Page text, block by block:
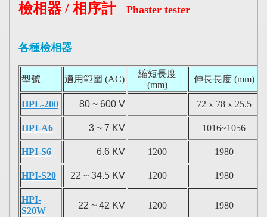
檢相器 / 相序計 Phaster tester
各種檢相器
型號 適用範圍 (AC)
縮短長度
(mm)
伸長長度 (mm)
HPL-200 80 ~ 600 V 72 x 78 x 25.5
HPI-A6 3 ~ 7 KV 1016~1056
HPI-S6 6.6 KV 1200 1980
HPI-S20 22 ~ 34.5 KV 1200 1980
HPI-
S20W
22 ~ 42 KV 1200 1980